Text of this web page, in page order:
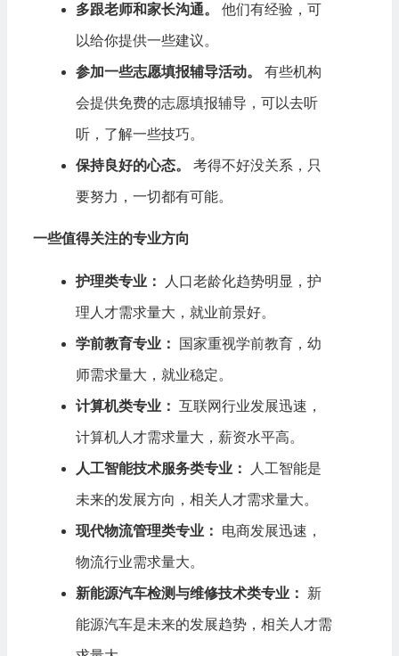
多跟老师和家长沟通。 他们有经验，可
以给你提供一些建议。
参加一些志愿填报辅导活动。 有些机构
会提供免费的志愿填报辅导，可以去听
听，了解一些技巧。
保持良好的心态。 考得不好没关系，只
要努力，一切都有可能。
一些值得关注的专业方向
护理类专业： 人口老龄化趋势明显，护
理人才需求量大，就业前景好。
学前教育专业： 国家重视学前教育，幼
师需求量大，就业稳定。
计算机类专业： 互联网行业发展迅速，
计算机人才需求量大，薪资水平高。
人工智能技术服务类专业： 人工智能是
未来的发展方向，相关人才需求量大。
现代物流管理类专业： 电商发展迅速，
物流行业需求量大。
新能源汽车检测与维修技术类专业： 新
能源汽车是未来的发展趋势，相关人才需